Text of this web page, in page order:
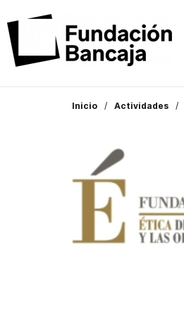
Inicio Actividades